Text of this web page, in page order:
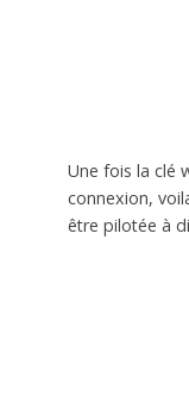
Une fois la clé
connexion,
être pilotée à